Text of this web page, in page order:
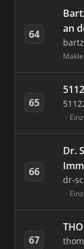
64
an
65
66
Dr.
dr-
67